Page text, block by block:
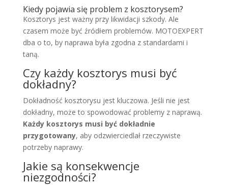
Kiedy pojawia się problem z kosztorysem?
Kosztorys jest ważny przy likwidacji szkody. Ale
czasem może być źródłem problemów. MOTOEXPERT
dba o to, by naprawa była zgodna z standardami i
taną.
Czy każdy kosztorys musi być
dokładny?
Dokładność kosztorysu jest kluczowa. Jeśli nie jest
dokładny, może to spowodować problemy z naprawą.
Każdy kosztorys musi być dokładnie
przygotowany, aby odzwierciedlał rzeczywiste
potrzeby naprawy.
Jakie są konsekwencje
niezgodności?